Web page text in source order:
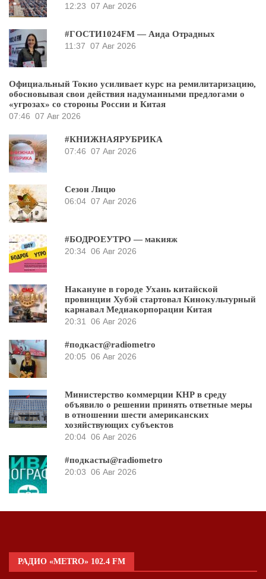
12:23 07 Авг 2026
#ГОСТИ1024FM — Аида Отрадных
11:37 07 Авг 2026
Официальный Токио усиливает курс на ремилитаризацию,
обосновывая свои действия надуманными предлогами о
«угрозах» со стороны России и Китая
07:46 07 Авг 2026
#КНИЖНАЯРУБРИКА
07:46 07 Авг 2026
Сезон Лицю
06:04 07 Авг 2026
#БОДРОЕУТРО — макияж
20:34 06 Авг 2026
Накануне в городе Ухань китайской
провинции Хубэй стартовал Кинокультурный
карнавал Медиакорпорации Китая
20:31 06 Авг 2026
#подкаст@radiometro
20:05 06 Авг 2026
Министерство коммерции КНР в среду
объявило о решении принять ответные меры
в отношении шести американских
хозяйствующих субъектов
20:04 06 Авг 2026
#подкасты@radiometro
20:03 06 Авг 2026
РАДИО «METRO» 102.4 FM